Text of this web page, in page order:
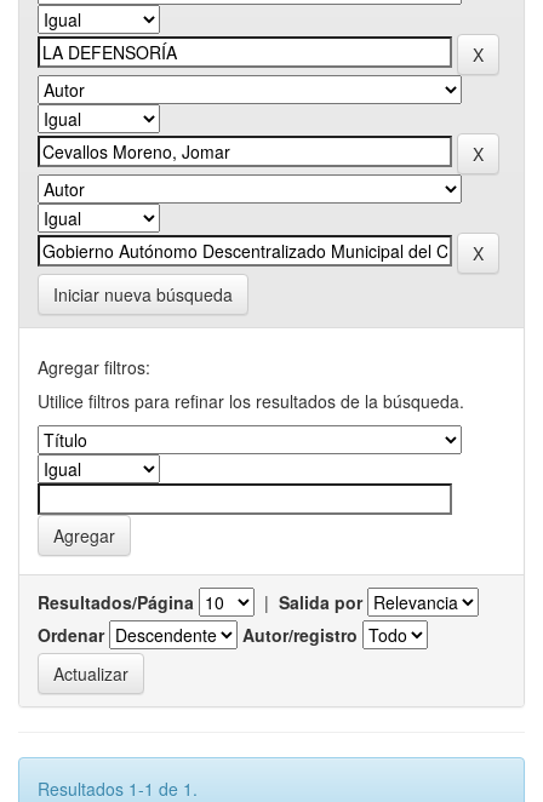
Iniciar nueva búsqueda
Agregar filtros:
Utilice filtros para refinar los resultados de la búsqueda.
Resultados/Página | Salida por
Ordenar
Autor/registro
Resultados 1-1 de 1.